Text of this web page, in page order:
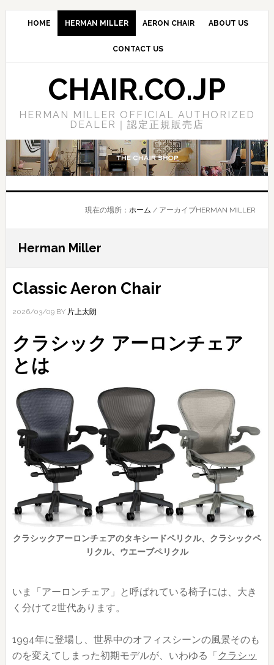
Skip
Skip
Skip
HOME HERMAN MILLER AERON CHAIR ABOUT US
CONTACT US
CHAIR.CO.JP
HERMAN MILLER OFFICIAL AUTHORIZED
DEALER｜認定正規販売店
現在の場所： ホーム / アーカイブHERMAN MILLER
Herman Miller
Classic Aeron Chair
2026/03/09BY 片上太朗
クラシック アーロンチェア
とは
クラシックアーロンチェアのタキシードペリクル、クラシックペ
リクル、ウエーブペリクル
いま「アーロンチェア」と呼ばれている椅子には、大き
く分けて2世代あります。
1994年に登場し、世界中のオフィスシーンの風景そのも
のを変えてしまった初期モデルが、いわゆる「 クラシッ